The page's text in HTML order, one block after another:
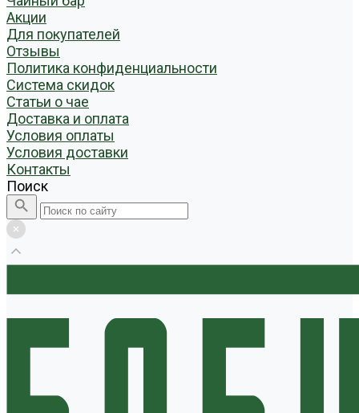
Акции
Для покупателей
Отзывы
Политика конфиденциальности
Система скидок
Статьи о чае
Доставка и оплата
Условия оплаты
Условия доставки
Контакты
Поиск